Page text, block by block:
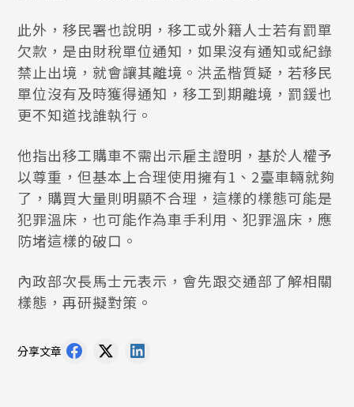
此外，移民署也說明，移工或外籍人士若有罰單
欠款，是由財稅單位通知，如果沒有通知或紀錄
禁止出境，就會讓其離境。洪孟楷質疑，若移民
單位沒有及時獲得通知，移工到期離境，罰鍰也
更不知道找誰執行。
他指出移工購車不需出示雇主證明，基於人權予
以尊重，但基本上合理使用擁有1、2臺車輛就夠
了，購買大量則明顯不合理，這樣的樣態可能是
犯罪溫床，也可能作為車手利用、犯罪溫床，應
防堵這樣的破口。
內政部次長馬士元表示，會先跟交通部了解相關
樣態，再研擬對策。
分享文章